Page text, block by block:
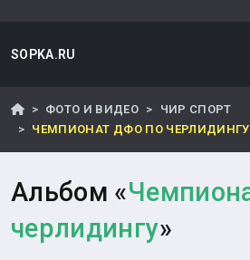
SOPKA.RU
ФОТО И ВИДЕО
ЧИР СПОРТ
ЧЕМПИОНАТ ДФО ПО ЧЕРЛИДИНГУ
Альбом «
черлидингу»